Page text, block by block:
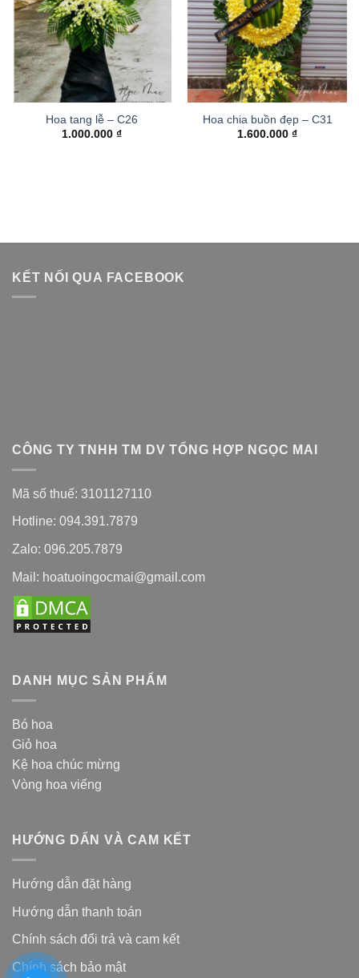
Hoa tang lễ – C26
1.000.000 ₫
Hoa chia buồn đẹp – C31
1.600.000 ₫
KẾT NỐI QUA FACEBOOK
CÔNG TY TNHH TM DV TỔNG HỢP NGỌC MAI
Mã số thuế: 3101127110
Hotline: 094.391.7879
Zalo: 096.205.7879
Mail: hoatuoingocmai@gmail.com
DANH MỤC SẢN PHẨM
Bó hoa
Giỏ hoa
Kệ hoa chúc mừng
Vòng hoa viếng
HƯỚNG DẨN VÀ CAM KẾT
Hướng dẫn đặt hàng
Hướng dẫn thanh toán
Chính sách đổi trả và cam kết
Chính sách bảo mật